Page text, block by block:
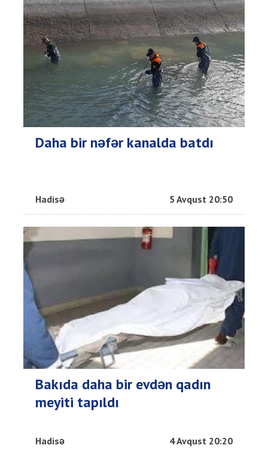
Daha bir nəfər kanalda batdı
Hadisə 5 Avqust 20:50
Bakıda daha bir evdən qadın
meyiti tapıldı
Hadisə 4 Avqust 20:20